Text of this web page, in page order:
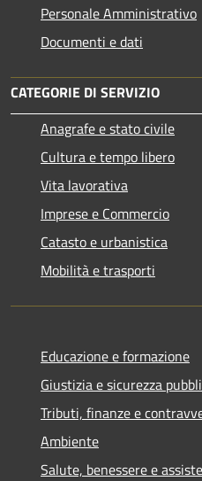
Personale Amministrativo
Documenti e dati
CATEGORIE DI SERVIZIO
Anagrafe e stato civile
Cultura e tempo libero
Vita lavorativa
Imprese e Commercio
Catasto e urbanistica
Mobilità e trasporti
Educazione e formazione
Giustizia e sicurezza
Tributi, finanze e
Ambiente
Salute, benessere e